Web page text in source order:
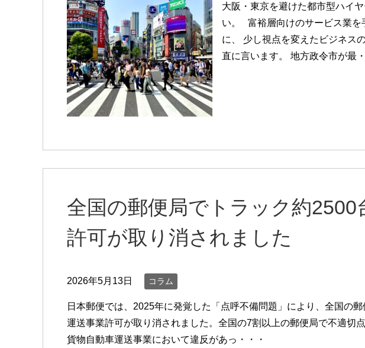
大阪・東京を避けた都市型ハイ
い。 富裕層向けのサービス業を
に、 少し視点を変えたビジネス
直に言います。 地方政令市が最・
全国の郵便局でトラック約2500
許可が取り消されました
2026年5月13日 コラム
日本郵便では、2025年に発覚した「点呼不備問題」により、全国の
運送事業許可が取り消されました。全国の7割以上の郵便局で不適切
貨物自動車運送事業において違反があっ・・・